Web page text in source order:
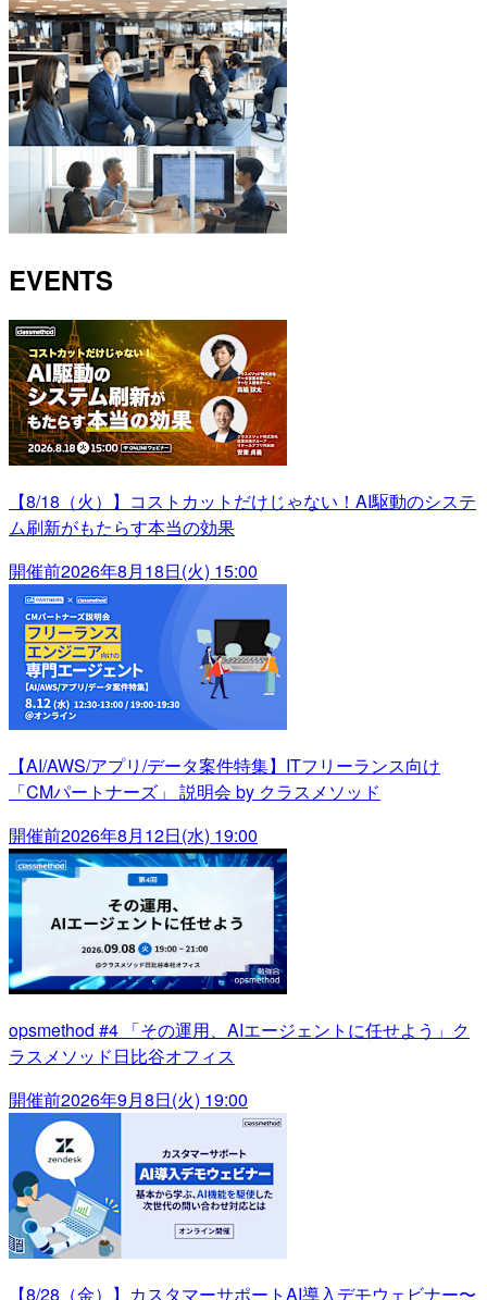
EVENTS
【8/18（火）】コストカットだけじゃない！AI駆動のシステ
ム刷新がもたらす本当の効果
開催前2026年8月18日(火) 15:00
【AI/AWS/アプリ/データ案件特集】ITフリーランス向け
「CMパートナーズ」 説明会 by クラスメソッド
開催前2026年8月12日(水) 19:00
opsmethod #4 「その運用、AIエージェントに任せよう」ク
ラスメソッド日比谷オフィス
開催前2026年9月8日(火) 19:00
【8/28（金）】カスタマーサポートAI導入デモウェビナー〜